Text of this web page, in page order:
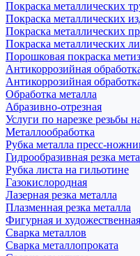
Покраска металлических
Покраска металлических
Покраска металлических
Покраска металлических
Порошковая покраска
Антикоррозийная
Антикоррозийная
Обработка металла
Абразивно-отрезная
Услуги по нарезке резьбы
Металлообработка
Рубка металла пресс-
Гидрообразивная резка
Рубка листа на гильотине
Газокислородная
Лазерная резка металла
Плазменная резка металла
Фигурная и художественная
Сварка металлов
Сварка металлопроката